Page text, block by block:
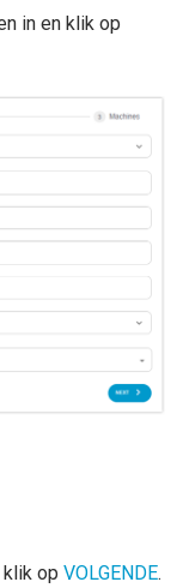
in en klik op
op VOLGENDE.